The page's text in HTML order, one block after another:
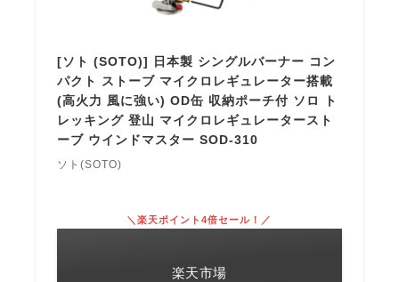
[ソト (SOTO)] 日本製 シングルバーナー コン
パクト ストーブ マイクロレギュレーター搭載
(高火力 風に強い) OD缶 収納ポーチ付 ソロ ト
レッキング 登山 マイクロレギュレータースト
ーブ ウインドマスター SOD-310
ソト(SOTO)
＼楽天ポイント4倍セール！／
楽天市場